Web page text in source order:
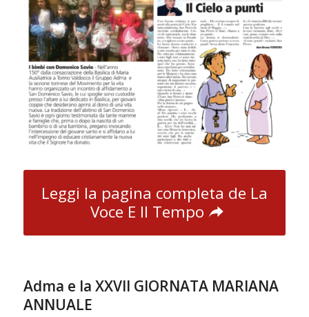
Leggi la pagina completa de La
Voce E Il Tempo
Adma e la XXVII GIORNATA MARIANA
ANNUALE